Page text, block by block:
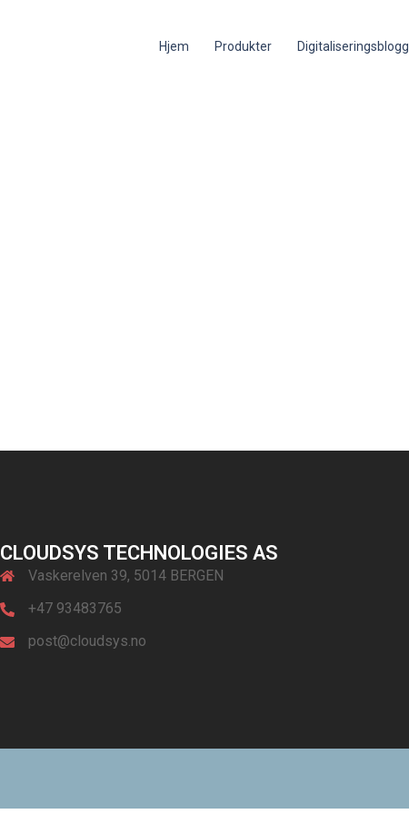
Hjem Produkter Digitaliseringsblogg
CLOUDSYS TECHNOLOGIES AS
Vaskerelven 39, 5014 BERGEN
+47 93483765
post@cloudsys.no